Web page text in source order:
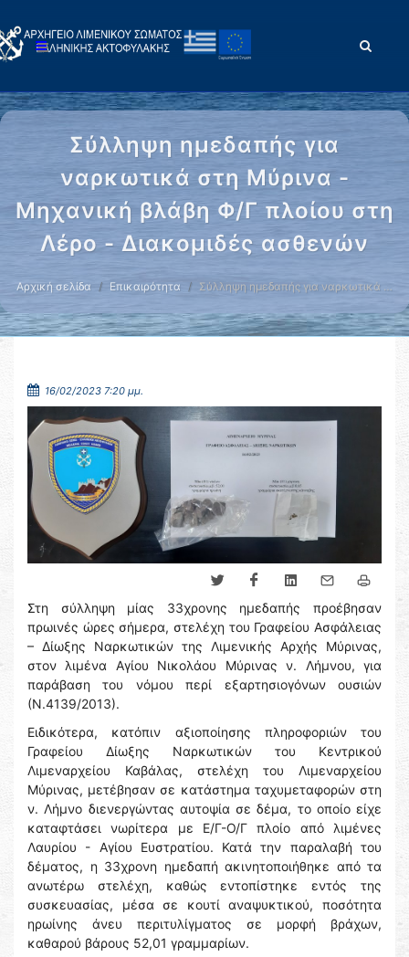
Σύλληψη ημεδαπής για
ναρκωτικά στη Μύρινα -
Μηχανική βλάβη Φ/Γ πλοίου στη
Λέρο - Διακομιδές ασθενών
Αρχική σελίδα Επικαιρότητα Σύλληψη ημεδαπής για ναρκωτικά …
16/02/2023 7:20 μμ.
Στη σύλληψη μίας 33χρονης ημεδαπής προέβησαν
πρωινές ώρες σήμερα, στελέχη του Γραφείου Ασφάλειας
– Δίωξης Ναρκωτικών της Λιμενικής Αρχής Μύρινας,
στον λιμένα Αγίου Νικολάου Μύρινας ν. Λήμνου, για
παράβαση του νόμου περί εξαρτησιογόνων ουσιών
(Ν.4139/2013).
Ειδικότερα, κατόπιν αξιοποίησης πληροφοριών του
Γραφείου Δίωξης Ναρκωτικών του Κεντρικού
Λιμεναρχείου Καβάλας, στελέχη του Λιμεναρχείου
Μύρινας, μετέβησαν σε κατάστημα ταχυμεταφορών στη
ν. Λήμνο διενεργώντας αυτοψία σε δέμα, το οποίο είχε
καταφτάσει νωρίτερα με Ε/Γ-Ο/Γ πλοίο από λιμένες
Λαυρίου - Αγίου Ευστρατίου. Κατά την παραλαβή του
δέματος, η 33χρονη ημεδαπή ακινητοποιήθηκε από τα
ανωτέρω στελέχη, καθώς εντοπίστηκε εντός της
συσκευασίας, μέσα σε κουτί αναψυκτικού, ποσότητα
ηρωίνης άνευ περιτυλίγματος σε μορφή βράχων,
καθαρού βάρους 52,01 γραμμαρίων.